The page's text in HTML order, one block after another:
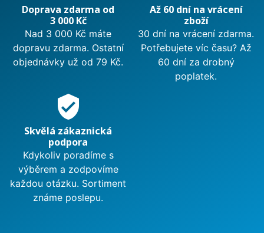
Doprava zdarma od
3 000 Kč
Nad 3 000 Kč máte
dopravu zdarma. Ostatní
objednávky už od 79 Kč.
Až 60 dní na vrácení
zboží
30 dní na vrácení zdarma.
Potřebujete víc času? Až
60 dní za drobný
poplatek.
verified_user
Skvělá zákaznická
podpora
Kdykoliv poradíme s
výběrem a zodpovíme
každou otázku. Sortiment
známe poslepu.